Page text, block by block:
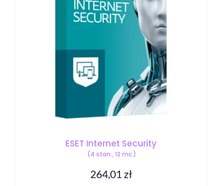
ESET Internet Security
(4 stan., 12 mc.)
264,01 zł